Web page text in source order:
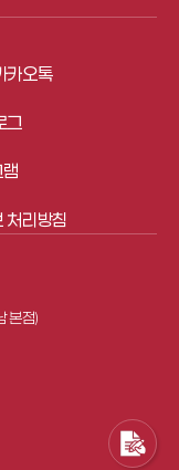
카오톡
그
처리방침
본점)